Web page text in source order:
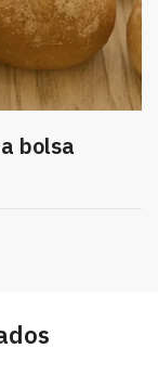
bolsa